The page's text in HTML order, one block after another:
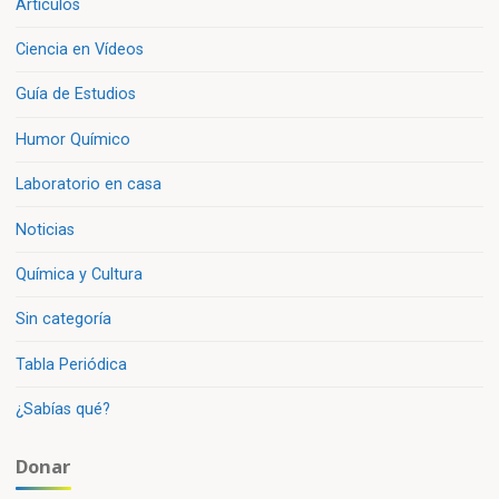
Artículos
Ciencia en Vídeos
Guía de Estudios
Humor Químico
Laboratorio en casa
Noticias
Química y Cultura
Sin categoría
Tabla Periódica
¿Sabías qué?
Donar